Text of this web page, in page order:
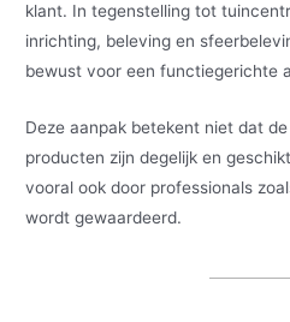
klant. In tegenstelling tot
inrichting, beleving en
bewust voor een functiegerichte
Deze aanpak betekent niet dat
producten zijn degelijk en
vooral ook door professionals
wordt gewaardeerd.